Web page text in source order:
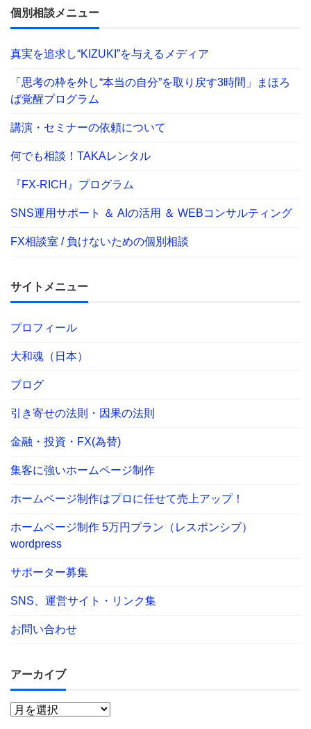
個別相談メニュー
真実を追求し“KIZUKI”を与えるメディア
「思考の枠を外し“本当の自分”を取り戻す3時間」まほろ
ば覚醒プログラム
講演・セミナーの依頼について
何でも相談！TAKAレンタル
『FX-RICH』プログラム
SNS運用サポート ＆ AIの活用 ＆ WEBコンサルティング
FX相談室 / 負けないための個別相談
サイトメニュー
プロフィール
大和魂（日本）
ブログ
引き寄せの法則・因果の法則
金融・投資・FX(為替)
集客に強いホームページ制作
ホームページ制作はプロに任せて売上アップ！
ホームページ制作 5万円プラン（レスポンシブ）
wordpress
サポーター募集
SNS、運営サイト・リンク集
お問い合わせ
アーカイブ